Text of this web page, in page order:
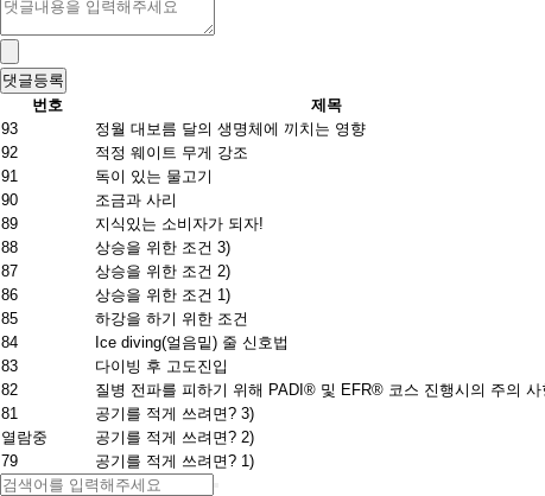
번호 제목
93
정월 대보름 달의 생명체에 끼치는 영향
92
적정 웨이트 무게 강조
91
독이 있는 물고기
90
조금과 사리
89
지식있는 소비자가 되자!
88
상승을 위한 조건 3)
87
상승을 위한 조건 2)
86
상승을 위한 조건 1)
85
하강을 하기 위한 조건
84
Ice diving(얼음밑) 줄 신호법
83
다이빙 후 고도진입
82
질병 전파를 피하기 위해 PADI® 및 EFR® 코스 진행시의 주의 사
81
공기를 적게 쓰려면? 3)
열람중
공기를 적게 쓰려면? 2)
79
공기를 적게 쓰려면? 1)